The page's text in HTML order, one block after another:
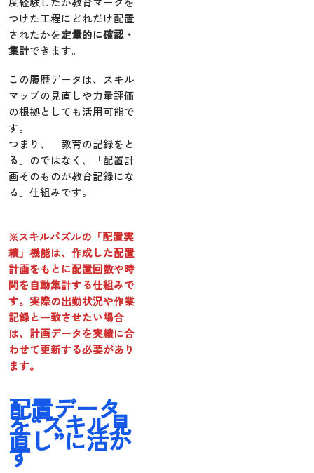
つけた工程にどれだけ配置
されたかを定量的に確認・
集計できます。
この履歴データは、スキル
マップの見直しや力量評価
の根拠としても活用可能で
す。
つまり、「教育の記録をと
る」のではなく、「配置計
画そのものが教育記録にな
る」仕組みです。
※スキルパズルの「配置実
績」機能は、作成した配置
計画をもとに配置回数や時
間を自動集計する仕組みで
す。実際の出勤状況や作業
記録と一致させたい場合
は、計画データを実績に合
わせて更新する必要があり
ます。
配置データ
を“スキル見
直し”に活か
す